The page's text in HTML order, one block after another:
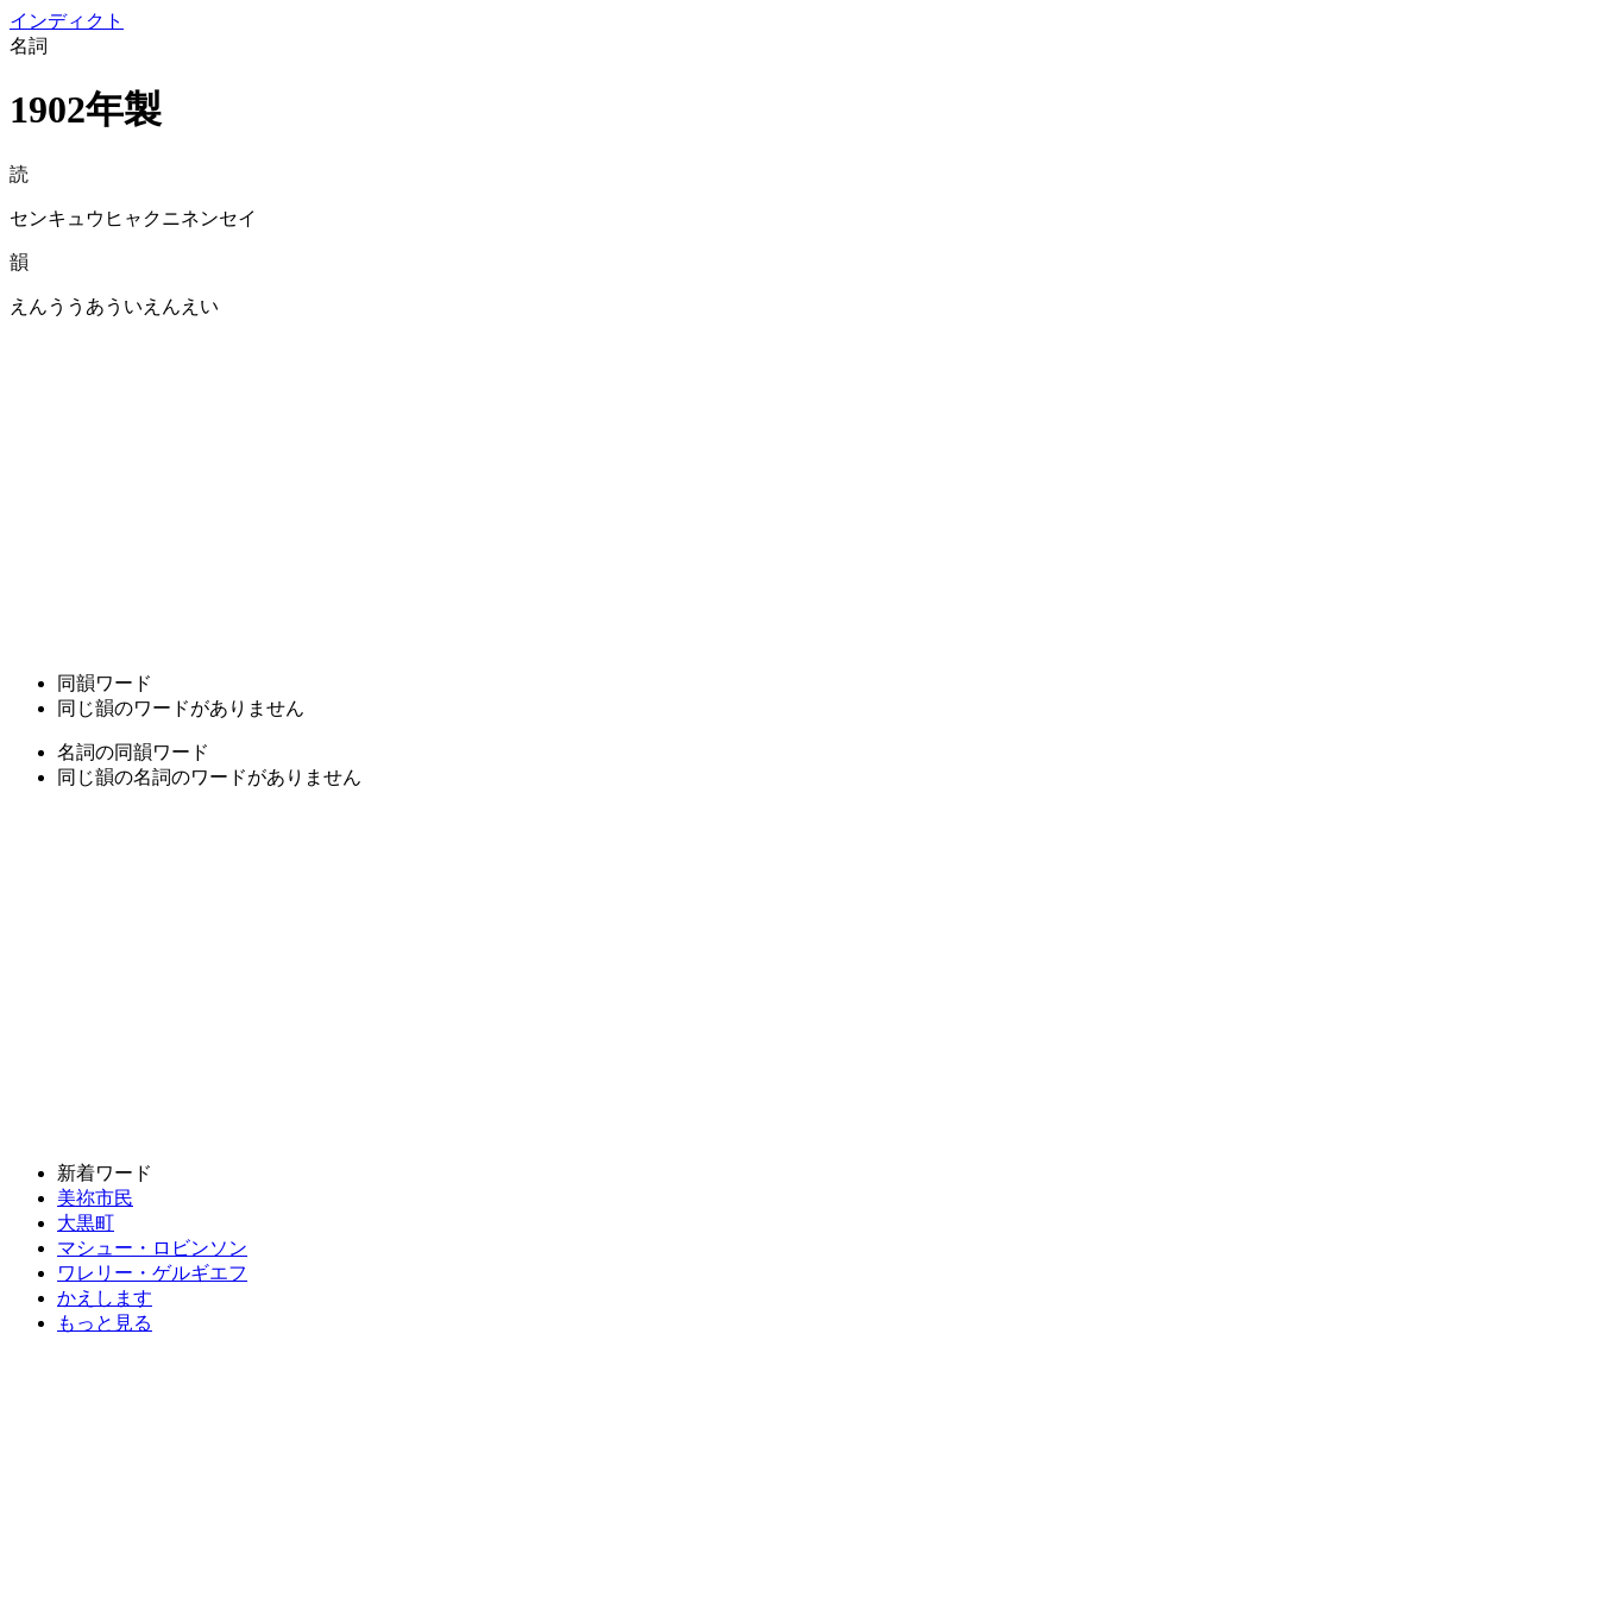
インディクト
名詞
1902年製
読
センキュウヒャクニネンセイ
韻
えんううあういえんえい
同韻ワード
同じ韻のワードがありません
名詞の同韻ワード
同じ韻の名詞のワードがありません
新着ワード
美祢市民
大黒町
マシュー・ロビンソン
ワレリー・ゲルギエフ
かえします
もっと見る